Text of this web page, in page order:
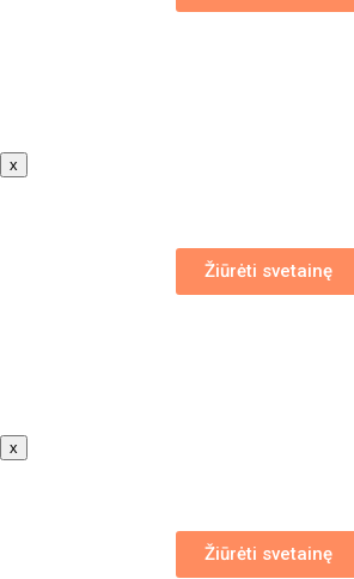
x
Žiūrėti svetainę
x
Žiūrėti svetainę